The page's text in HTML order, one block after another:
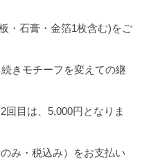
・石膏・金箔1枚含む)をご
きモチーフを変えての継
回目は、5,000円となりま
み・税込み）をお支払い